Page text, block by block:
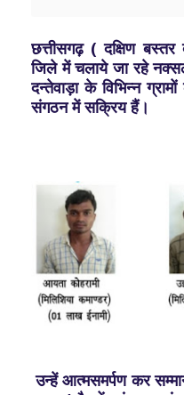
छत्तीसगढ़ ( दक्षिण
जिले में चलाये जा रहे
दन्तेवाड़ा के विभिन्न
संगठन में सक्रिय हैं।
उन्हें आत्मसमर्पण कर